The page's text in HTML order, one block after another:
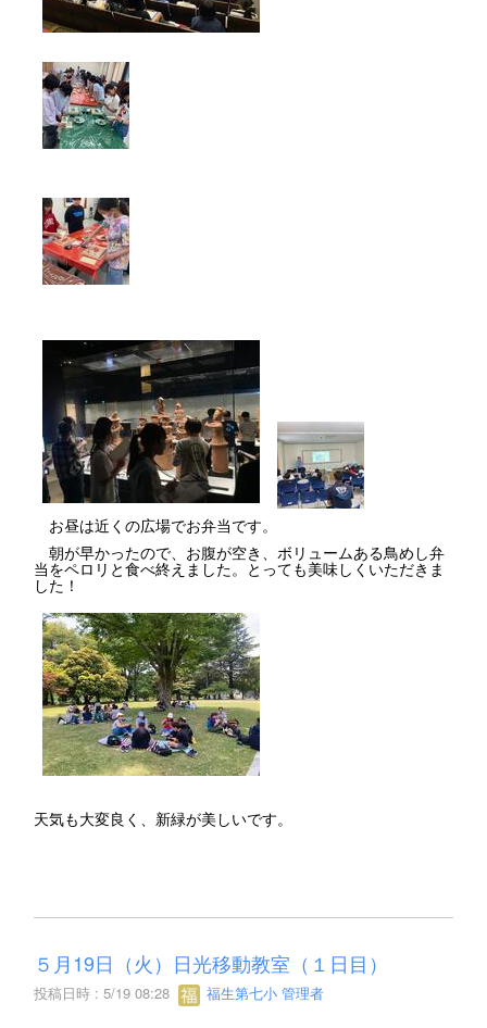
お昼は近くの広場でお弁当です。
朝が早かったので、お腹が空き、ボリュームある鳥めし弁
当をペロリと食べ終えました。とっても美味しくいただきま
した！
天気も大変良く、新緑が美しいです。
５月19日（火）日光移動教室（１日目）
投稿日時 : 5/19 08:28 福生第七小 管理者